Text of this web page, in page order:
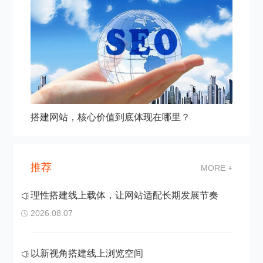
搭建网站，核心价值到底体现在哪里？
推荐 MORE +
理性搭建线上载体，让网站适配长期发展节奏
2026.08.07
以新视角搭建线上浏览空间